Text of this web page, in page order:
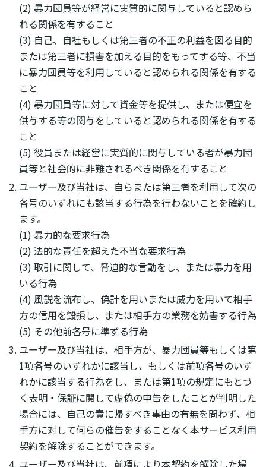
(2) 暴力団員等が経営に実質的に関与していると認めら
れる関係を有すること
(3) 自己、自社もしくは第三者の不正の利益を図る目的
または第三者に損害を加える目的をもってする等、不当
に暴力団員等を利用していると認められる関係を有する
こと
(4) 暴力団員等に対して資金等を提供し、または便宜を
供与する等の関与をしていると認められる関係を有する
こと
(5) 役員または経営に実質的に関与している者が暴力団
員等と社会的に非難されるべき関係を有すること
ユーザー及び当社は、自らまたは第三者を利用して次の
各号のいずれにも該当する行為を行わないことを確約し
ます。
(1) 暴力的な要求行為
(2) 法的な責任を超えた不当な要求行為
(3) 取引に関して、脅迫的な言動をし、または暴力を用
いる行為
(4) 風説を流布し、偽計を用いまたは威力を用いて相手
方の信用を毀損し、または相手方の業務を妨害する行為
(5) その他前各号に準ずる行為
ユーザー及び当社は、相手方が、暴力団員等もしくは第
1項各号のいずれかに該当し、もしくは前項各号のいず
れかに該当する行為をし、または第1項の規定にもとづ
く表明・保証に関して虚偽の申告をしたことが判明した
場合には、自己の責に帰すべき事由の有無を問わず、相
手方に対して何らの催告をすることなく本サービス利用
契約を解除することができます。